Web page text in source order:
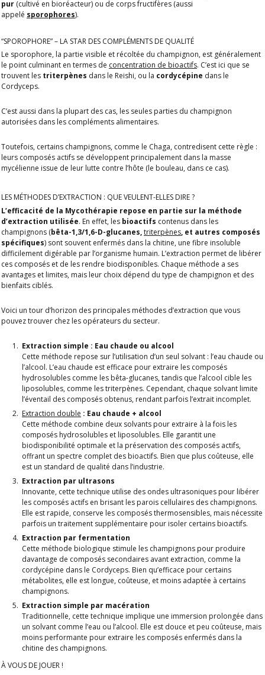
pur (cultivé en bioréacteur) ou de corps fructifères (aussi
appelé sporophores).
“SPOROPHORE” – LA STAR DES COMPLÉMENTS DE QUALITÉ
Le sporophore, la partie visible et récoltée du champignon, est généralement
le point culminant en termes de concentration de bioactifs. C’est ici que se
trouvent les triterpènes dans le Reishi, ou la cordycépine dans le
Cordyceps.
C’est aussi dans la plupart des cas, les seules parties du champignon
autorisées dans les compléments alimentaires.
Toutefois, certains champignons, comme le Chaga, contredisent cette règle :
leurs composés actifs se développent principalement dans la masse
mycélienne issue de leur lutte contre l’hôte (le bouleau, dans ce cas).
LES MÉTHODES D’EXTRACTION : QUE VEULENT-ELLES DIRE ?
L’efficacité de la Mycothérapie repose en partie sur la méthode
d’extraction utilisée. En effet, les bioactifs contenus dans les
champignons (bêta-1,3/1,6-D-glucanes,triterpènes, et autres composés
spécifiques) sont souvent enfermés dans la chitine, une fibre insoluble
difficilement digérable par l’organisme humain. L’extraction permet de libérer
ces composés et de les rendre biodisponibles. Chaque méthode a ses
avantages et limites, mais leur choix dépend du type de champignon et des
bienfaits ciblés.
Voici un tour d’horizon des principales méthodes d’extraction que vous
pouvez trouver chez les opérateurs du secteur.
Extraction simple : Eau chaude ou alcool
Cette méthode repose sur l’utilisation d’un seul solvant : l’eau chaude ou
l’alcool. L’eau chaude est efficace pour extraire les composés
hydrosolubles comme les bêta-glucanes, tandis que l’alcool cible les
liposolubles, comme les triterpènes. Cependant, chaque solvant limite
l’éventail des composés obtenus, rendant parfois l’extrait incomplet.
Extraction double : Eau chaude + alcool
Cette méthode combine deux solvants pour extraire à la fois les
composés hydrosolubles et liposolubles. Elle garantit une
biodisponibilité optimale et la préservation des composés actifs,
offrant un spectre complet des bioactifs. Bien que plus coûteuse, elle
est un standard de qualité dans l’industrie.
Extraction par ultrasons
Innovante, cette technique utilise des ondes ultrasoniques pour libérer
les composés actifs en brisant les parois cellulaires des champignons.
Elle est rapide, conserve les composés thermosensibles, mais nécessite
parfois un traitement supplémentaire pour isoler certains bioactifs.
Extraction par fermentation
Cette méthode biologique stimule les champignons pour produire
davantage de composés secondaires avant extraction, comme la
cordycépine dans le Cordyceps. Bien qu’efficace pour certains
métabolites, elle est longue, coûteuse, et moins adaptée à certains
champignons.
Extraction simple par macération
Traditionnelle, cette technique implique une immersion prolongée dans
un solvant comme l’eau ou l’alcool. Elle est douce et peu coûteuse, mais
moins performante pour extraire les composés enfermés dans la
chitine des champignons.
À VOUS DE JOUER !